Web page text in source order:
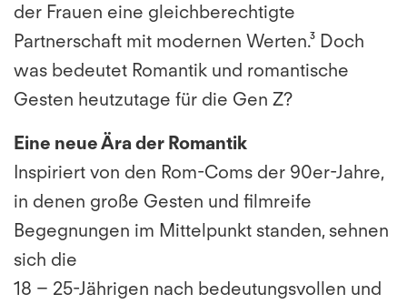
der Frauen eine gleichberechtigte
Partnerschaft mit modernen Werten.³ Doch
was bedeutet Romantik und romantische
Gesten heutzutage für die Gen Z?
Eine neue Ära der Romantik
Inspiriert von den Rom-Coms der 90er-Jahre,
in denen große Gesten und filmreife
Begegnungen im Mittelpunkt standen, sehnen
sich die
18 – 25-Jährigen nach bedeutungsvollen und